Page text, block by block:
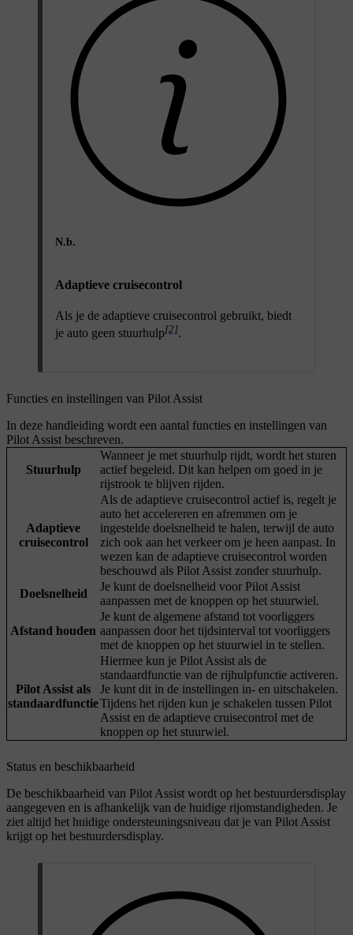
N.b.
Adaptieve cruisecontrol
Als je de adaptieve cruisecontrol gebruikt, biedt
je auto geen stuurhulp[2].
Functies en instellingen van Pilot Assist
In deze handleiding wordt een aantal functies en instellingen van
Pilot Assist beschreven.
Stuurhulp
Wanneer je met stuurhulp rijdt, wordt het sturen
actief begeleid. Dit kan helpen om goed in je
rijstrook te blijven rijden.
Adaptieve
cruisecontrol
Als de adaptieve cruisecontrol actief is, regelt je
auto het accelereren en afremmen om je
ingestelde doelsnelheid te halen, terwijl de auto
zich ook aan het verkeer om je heen aanpast. In
wezen kan de adaptieve cruisecontrol worden
beschouwd als Pilot Assist zonder stuurhulp.
Doelsnelheid
Je kunt de doelsnelheid voor Pilot Assist
aanpassen met de knoppen op het stuurwiel.
Afstand houden
Je kunt de algemene afstand tot voorliggers
aanpassen door het tijdsinterval tot voorliggers
met de knoppen op het stuurwiel in te stellen.
Pilot Assist als
standaardfunctie
Hiermee kun je Pilot Assist als de
standaardfunctie van de rijhulpfunctie activeren.
Je kunt dit in de instellingen in- en uitschakelen.
Tijdens het rijden kun je schakelen tussen Pilot
Assist en de adaptieve cruisecontrol met de
knoppen op het stuurwiel.
Status en beschikbaarheid
De beschikbaarheid van Pilot Assist wordt op het bestuurdersdisplay
aangegeven en is afhankelijk van de huidige rijomstandigheden. Je
ziet altijd het huidige ondersteuningsniveau dat je van Pilot Assist
krijgt op het bestuurdersdisplay.